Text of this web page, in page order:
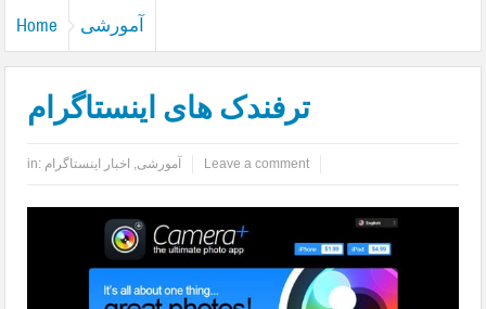
Home آمورشی
ترفندک های اینستاگرام
in: آمورشی, اخبار اینستاگرام Leave a comment